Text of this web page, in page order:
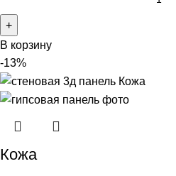
В корзину
-13%
Кожа